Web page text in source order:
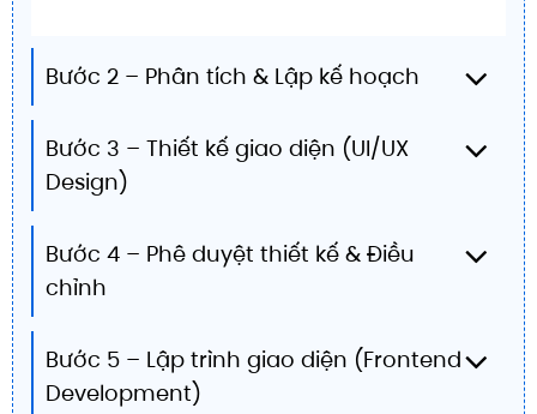
Bước 2 – Phân tích & Lập kế hoạch
Bước 3 – Thiết kế giao diện (UI/UX
Design)
Bước 4 – Phê duyệt thiết kế & Điều
chỉnh
Bước 5 – Lập trình giao diện (Frontend
Development)